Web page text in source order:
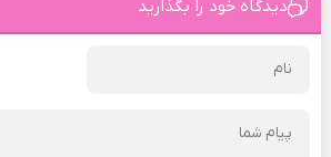
دیدگاه خود را بگذارید